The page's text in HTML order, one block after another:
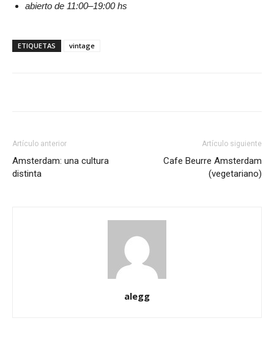
abierto de 11:00–19:00 hs
ETIQUETAS vintage
Artículo anterior
Amsterdam: una cultura
distinta
Artículo siguiente
Cafe Beurre Amsterdam
(vegetariano)
alegg